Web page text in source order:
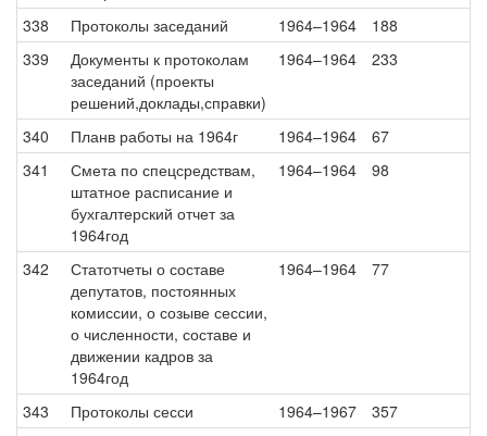
338 Протоколы заседаний 1964–1964
188
339
Документы к протоколам
заседаний (проекты
решений,доклады,справки)
1964–1964 233
340 Планв работы на 1964г 1964–1964
67
341
Смета по спецсредствам,
штатное расписание и
бухгалтерский отчет за
1964год
1964–1964 98
342
Статотчеты о составе
депутатов, постоянных
комиссии, о созыве сессии,
о численности, составе и
движении кадров за
1964год
1964–1964 77
343 Протоколы сесси 1964–1967
357